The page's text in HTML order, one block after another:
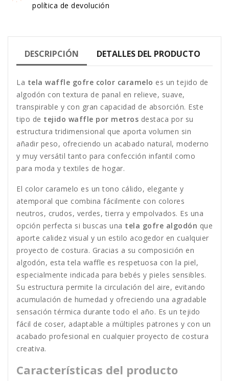
política de devolución
DESCRIPCIÓN DETALLES DEL PRODUCTO
La tela waffle gofre color caramelo es un tejido de
algodón con textura de panal en relieve, suave,
transpirable y con gran capacidad de absorción. Este
tipo de tejido waffle por metros destaca por su
estructura tridimensional que aporta volumen sin
añadir peso, ofreciendo un acabado natural, moderno
y muy versátil tanto para confección infantil como
para moda y textiles de hogar.
El color caramelo es un tono cálido, elegante y
atemporal que combina fácilmente con colores
neutros, crudos, verdes, tierra y empolvados. Es una
opción perfecta si buscas una tela gofre algodón que
aporte calidez visual y un estilo acogedor en cualquier
proyecto de costura. Gracias a su composición en
algodón, esta tela waffle es respetuosa con la piel,
especialmente indicada para bebés y pieles sensibles.
Su estructura permite la circulación del aire, evitando
acumulación de humedad y ofreciendo una agradable
sensación térmica durante todo el año. Es un tejido
fácil de coser, adaptable a múltiples patrones y con un
acabado profesional en cualquier proyecto de costura
creativa.
Características del producto